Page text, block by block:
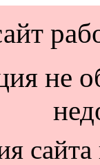
не
сайта